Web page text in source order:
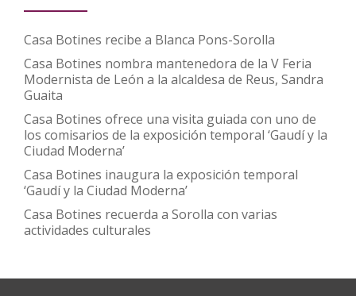
Casa Botines recibe a Blanca Pons-Sorolla
Casa Botines nombra mantenedora de la V Feria
Modernista de León a la alcaldesa de Reus, Sandra
Guaita
Casa Botines ofrece una visita guiada con uno de
los comisarios de la exposición temporal ‘Gaudí y la
Ciudad Moderna’
Casa Botines inaugura la exposición temporal
‘Gaudí y la Ciudad Moderna’
Casa Botines recuerda a Sorolla con varias
actividades culturales